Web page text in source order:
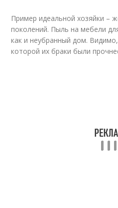
Пример идеальной хозяйки –
поколений. Пыль на мебели
как и неубранный дом.
которой их браки были